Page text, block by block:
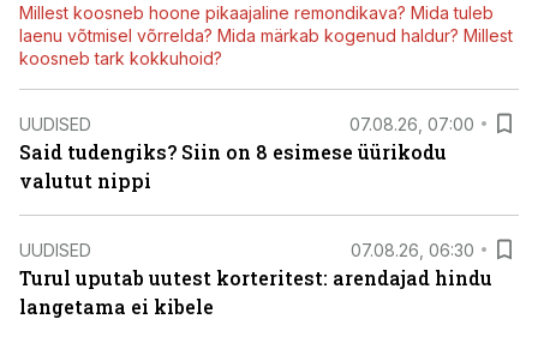
Millest koosneb hoone pikaajaline remondikava? Mida tuleb
laenu võtmisel võrrelda? Mida märkab kogenud haldur? Millest
koosneb tark kokkuhoid?
UUDISED 07.08.26, 07:00
Said tudengiks? Siin on 8 esimese üürikodu
valutut nippi
UUDISED 07.08.26, 06:30
Turul uputab uutest korteritest: arendajad hindu
langetama ei kibele